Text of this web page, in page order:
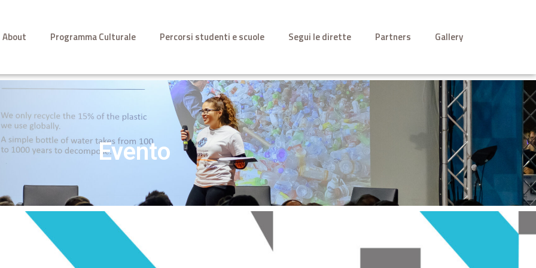
About Programma Culturale Percorsi studenti e scuole Segui le dirette Partners Gallery
Evento